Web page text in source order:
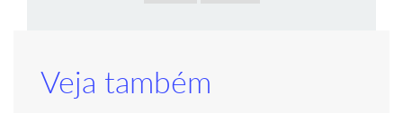
Veja também